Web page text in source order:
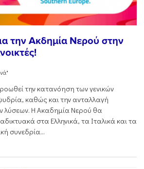
την Ακδημία Νερού στην
την κατανόηση των γενικών
καθώς και την ανταλλαγή
λύσεων. Η Ακαδημία Νερού θα
στα Ελληνικά, τα Ιταλικά και τα
συνεδρία...